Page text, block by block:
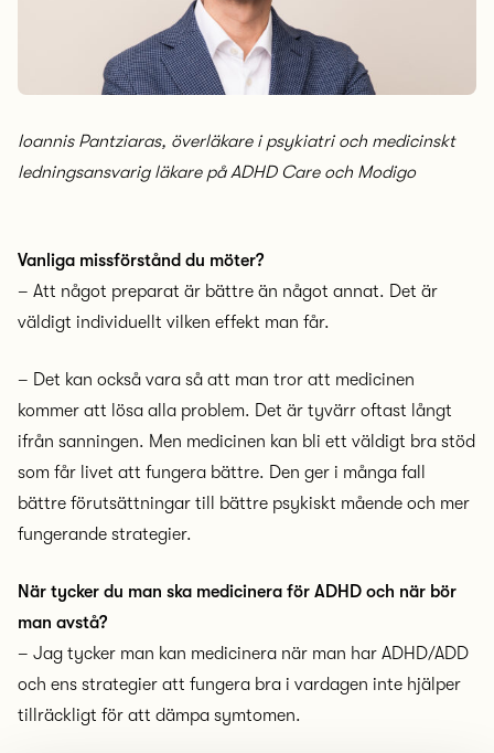
Ioannis Pantziaras, överläkare i psykiatri och medicinskt
ledningsansvarig läkare på ADHD Care och Modigo
Vanliga missförstånd du möter?
– Att något preparat är bättre än något annat. Det är
väldigt individuellt vilken effekt man får.
– Det kan också vara så att man tror att medicinen
kommer att lösa alla problem. Det är tyvärr oftast långt
ifrån sanningen. Men medicinen kan bli ett väldigt bra stöd
som får livet att fungera bättre. Den ger i många fall
bättre förutsättningar till bättre psykiskt mående och mer
fungerande strategier.
När tycker du man ska medicinera för ADHD och när bör
man avstå?
– Jag tycker man kan medicinera när man har ADHD/ADD
och ens strategier att fungera bra i vardagen inte hjälper
tillräckligt för att dämpa symtomen.